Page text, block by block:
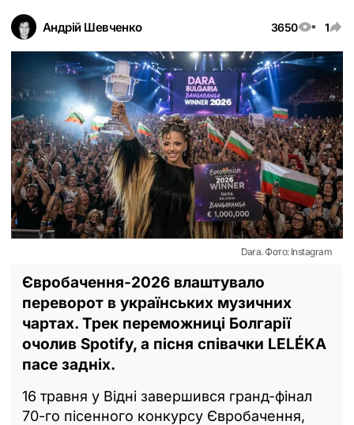
Андрій Шевченко 3650 1
Dara. Фото: Instagram
Євробачення-2026 влаштувало
переворот в українських музичних
чартах. Трек переможниці Болгарії
очолив Spotify, а пісня співачки LELÉKA
пасе задніх.
16 травня у Відні завершився гранд-фінал
70-го пісенного конкурсу Євробачення,